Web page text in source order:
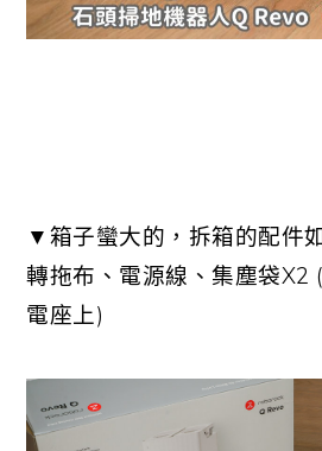
▼箱子蠻大的，拆箱的配件
轉拖布、電源線、集塵袋X2
電座上)